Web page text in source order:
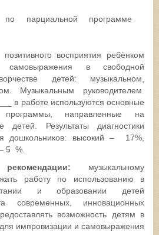
парциальной программе
восприятия ребёнком
в свободной
детей: музыкальном,
Музыкальным руководителем
в работе используются основные
направленные на
детей. Результаты диагностики
дошкольников: высокий – 17%,
5 %.
музыкальному
работу по использованию в
и образовании детей
современных, инновационных
возможность детям в
импровизации и самовыражения